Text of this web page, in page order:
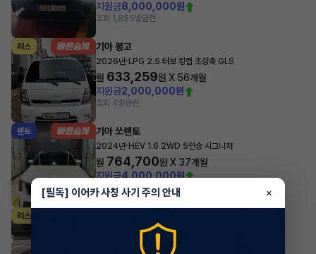
지원금8,000,000원
조회 1,855방금전
리스 기아 봉고
2026년· LPG 2.5 터보 킹캡 초장축 GLS
월 633,259원 X 56개월
지원금2,000,000원
조회 4방금전
렌트 기아 쏘렌토
2024년· HEV 1.6 2WD 5인승 시그니처
월 764,700원 X 37개월
지원금4,000,000원
조회 3,671방금전
리스
하이리무진 9인승 디젤 시그니처
1,181,110원 X
[필독] 이어카 사칭 사기 주의 안내 ×